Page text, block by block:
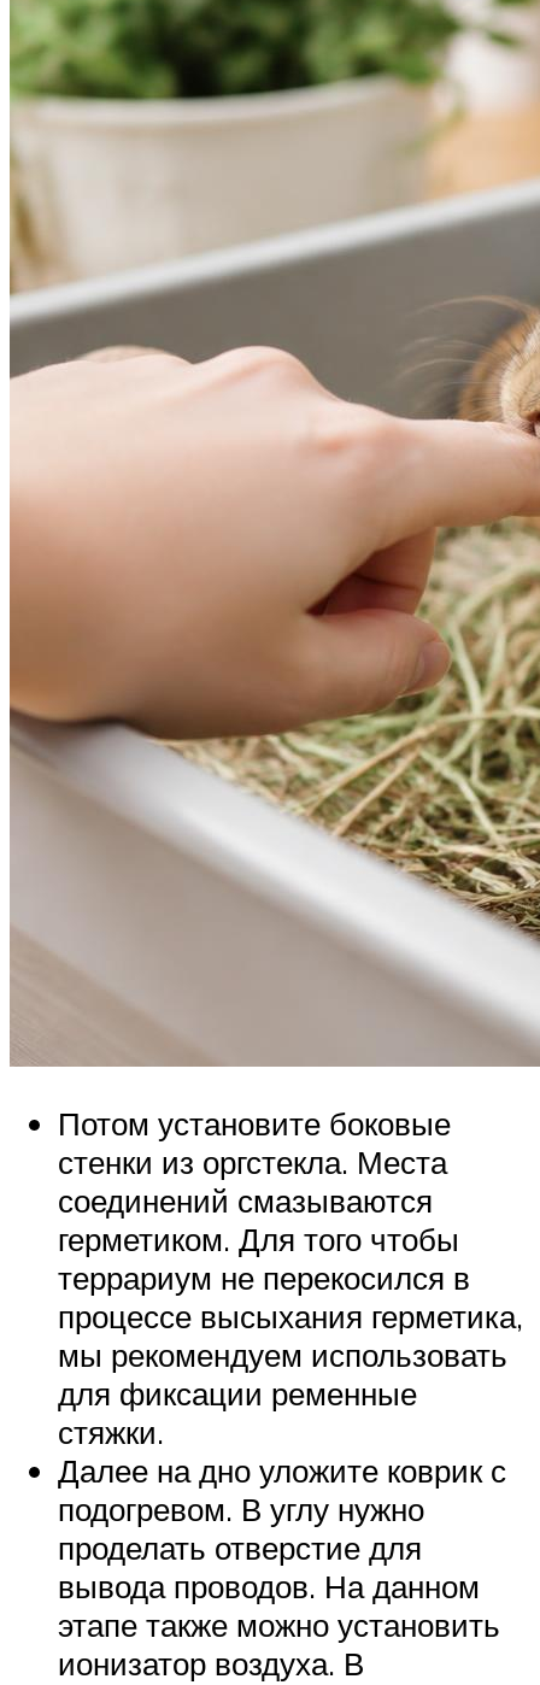
Потом установите боковые
стенки из оргстекла. Места
соединений смазываются
герметиком. Для того чтобы
террариум не перекосился в
процессе высыхания герметика,
мы рекомендуем использовать
для фиксации ременные
стяжки.
Далее на дно уложите коврик с
подогревом. В углу нужно
проделать отверстие для
вывода проводов. На данном
этапе также можно установить
ионизатор воздуха. В